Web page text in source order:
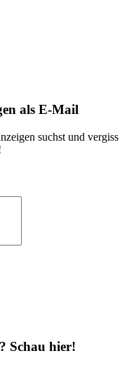
als E-Mail
suchst und vergiss
Schau hier!